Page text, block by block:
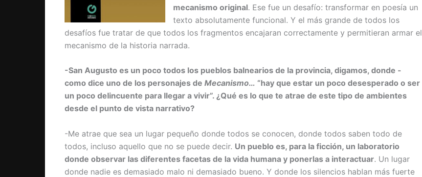
mecanismo original. Ese fue un desafío: transformar en poesía un
texto absolutamente funcional. Y el más grande de todos los
desafíos fue tratar de que todos los fragmentos encajaran correctamente y permitieran armar el
mecanismo de la historia narrada.
-San Augusto es un poco todos los pueblos balnearios de la provincia, digamos, donde -
como dice uno de los personajes de Mecanismo… “hay que estar un poco desesperado o ser
un poco delincuente para llegar a vivir”. ¿Qué es lo que te atrae de este tipo de ambientes
desde el punto de vista narrativo?
-Me atrae que sea un lugar pequeño donde todos se conocen, donde todos saben todo de
todos, incluso aquello que no se puede decir. Un pueblo es, para la ficción, un laboratorio
donde observar las diferentes facetas de la vida humana y ponerlas a interactuar. Un lugar
donde nadie es demasiado malo ni demasiado bueno. Y donde los silencios hablan más fuerte